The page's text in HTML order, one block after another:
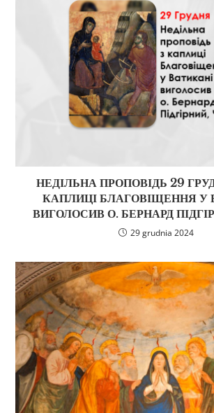
НЕДІЛЬНА ПРОПОВІДЬ 29
КАПЛИЦІ БЛАГОВІЩЕННЯ У
ВИГОЛОСИВ О. БЕРНАРД
29 grudnia 2024